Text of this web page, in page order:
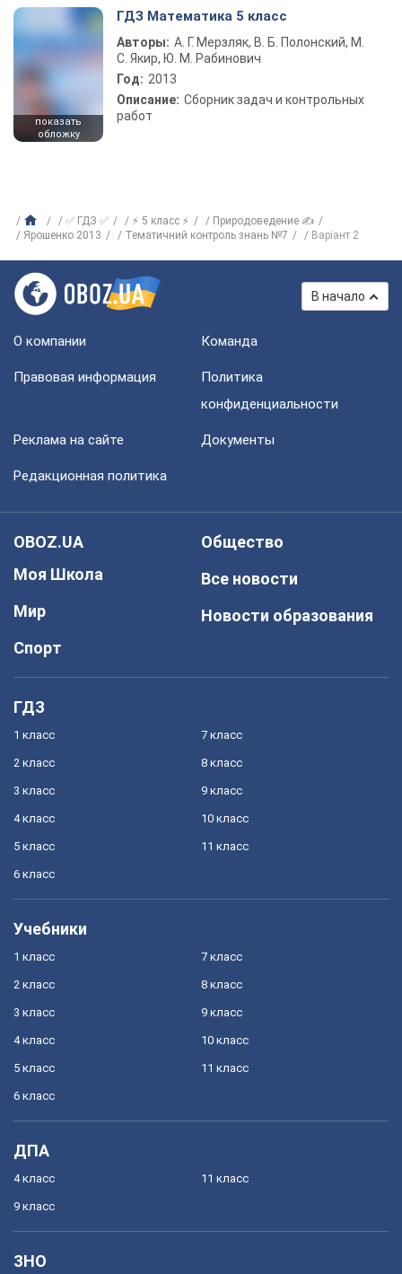
показать
обложку
ГДЗ Математика 5 класс
Авторы: А. Г. Мерзляк, В. Б. Полонский, М.
С. Якир, Ю. М. Рабинович
Год: 2013
Описание: Сборник задач и контрольных
работ
✅ ГДЗ ✅ ⚡ 5 класс ⚡
Природоведение ✍
Ярошенко 2013
Тематичний контроль знань №7 Варіант 2
В начало
О компании Команда
Правовая информация
Политика
конфиденциальности
Реклама на сайте Документы
Редакционная политика
OBOZ.UA
Моя Школа
Мир
Спорт
Общество
Все новости
Новости образования
ГДЗ
1 класс
2 класс
3 класс
4 класс
5 класс
6 класс
7 класс
8 класс
9 класс
10 класс
11 класс
Учебники
1 класс
2 класс
3 класс
4 класс
5 класс
6 класс
7 класс
8 класс
9 класс
10 класс
11 класс
ДПА
4 класс
9 класс
11 класс
ЗНО